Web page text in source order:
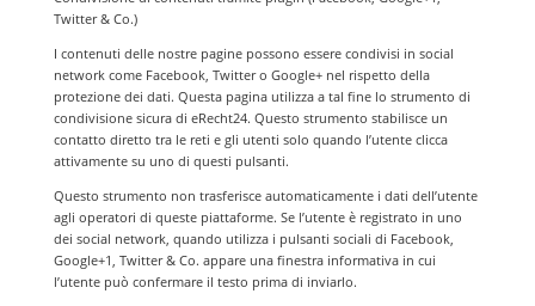
Twitter & Co.)
I contenuti delle nostre pagine possono essere condivisi in social
network come Facebook, Twitter o Google+ nel rispetto della
protezione dei dati. Questa pagina utilizza a tal fine lo strumento di
condivisione sicura di eRecht24. Questo strumento stabilisce un
contatto diretto tra le reti e gli utenti solo quando l’utente clicca
attivamente su uno di questi pulsanti.
Questo strumento non trasferisce automaticamente i dati dell’utente
agli operatori di queste piattaforme. Se l’utente è registrato in uno
dei social network, quando utilizza i pulsanti sociali di Facebook,
Google+1, Twitter & Co. appare una finestra informativa in cui
l’utente può confermare il testo prima di inviarlo.